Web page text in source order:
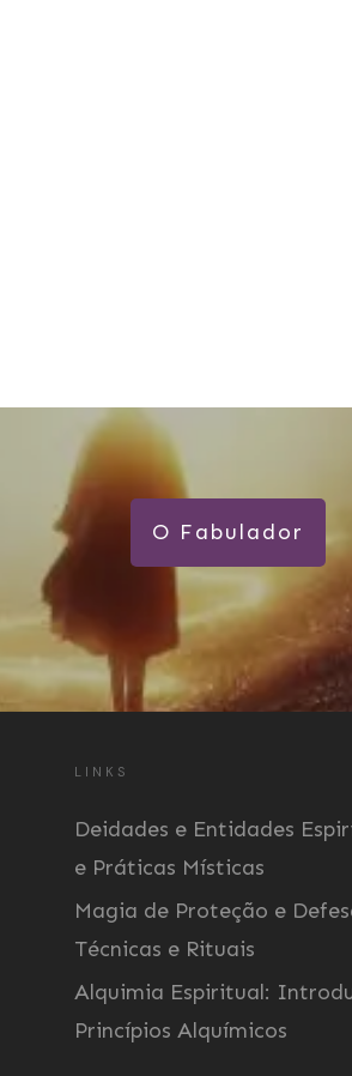
O Fabulador
LINKS
Deidades e Entidades
e Práticas Místicas
Magia de Proteção e
Técnicas e Rituais
Alquimia Espiritual:
Princípios Alquímicos